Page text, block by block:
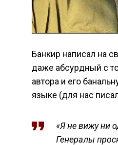
Банкир написал на
даже абсурдный с
автора и его
языке (для нас
«Я не вижу ни
Генералы